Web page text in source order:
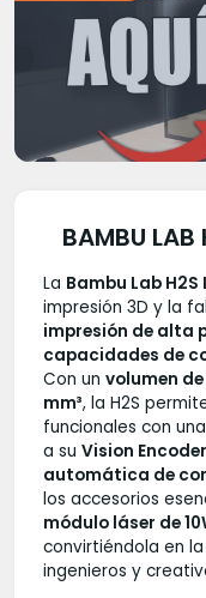
BAMBU LAB
La Bambu Lab
impresión 3D y la
impresión de alta
capacidades de
Con un volumen
mm³, la H2S
funcionales con
a su Vision
automática de
los accesorios
módulo láser de
convirtiéndola en
ingenieros y